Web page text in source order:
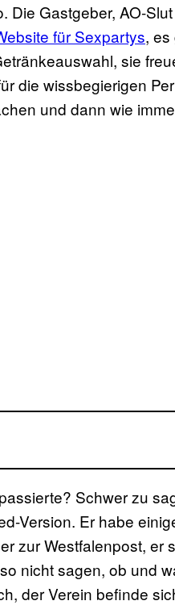
Die Gastgeber, AO-
für Sexpartys, es
sie
die wissbegierigen
und dann wie
Schwer zu
Version. Er habe
zur Westfalenpost, er
nicht sagen, ob und
der Verein befinde